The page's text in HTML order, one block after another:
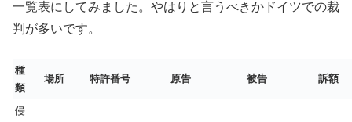
一覧表にしてみました。やはりと言うべきかドイツでの裁
判が多いです。
種
類
場所 特許番号 原告 被告 訴額
侵